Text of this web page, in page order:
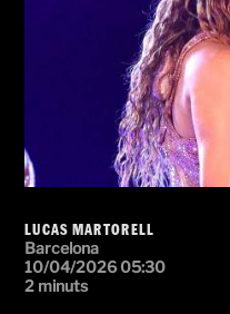
LUCAS MARTORELL
Barcelona
10/04/2026 05:30
2 minuts